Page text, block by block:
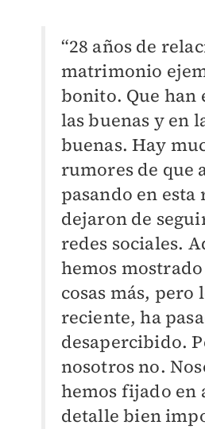
“28 años de
matrimonio
bonito. Que han
las buenas y en
buenas. Hay
rumores de que
pasando en esta
dejaron de
redes sociales.
hemos
cosas más, pero
reciente, ha
desapercibido.
nosotros no.
hemos fijado en
detalle bien